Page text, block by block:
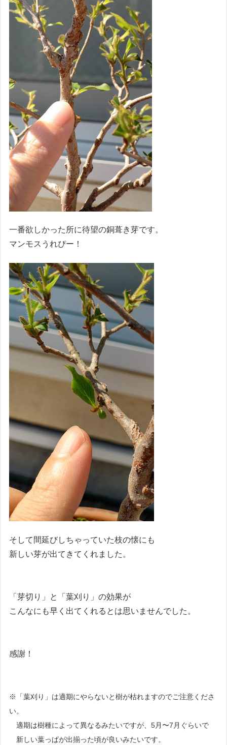
一番欲しかった所に待望の銅葺き芽です。
マンモスうれぴー！
そして間延びしちゃっていた枝の懐にも
新しい芽が出てきてくれました。
「芽切り」と「葉刈り」の効果が
こんなにも早く出てくれるとは思いませんでした。
感謝！
※「葉刈り」は適期にやらないと樹が枯れますのでご注意くださ
い。
適期は樹種によって異なるみたいですが、5月〜7月ぐらいで
新しい葉っぱが出揃った頃が良いみたいです。